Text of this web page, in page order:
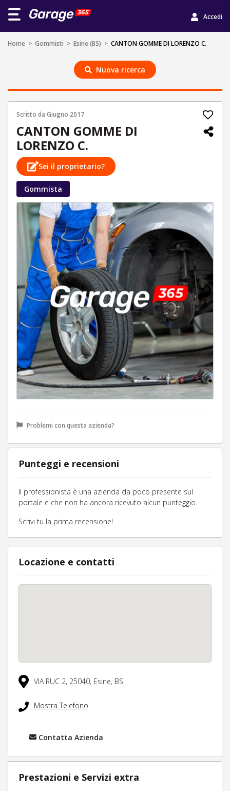
Accedi
Home > Gommisti > Esine (BS) > CANTON GOMME DI LORENZO C.
Nuova ricerca
Scritto da Giugno 2017
CANTON GOMME DI
LORENZO C.
Sei il proprietario?
Gommista
Problemi con questa azienda?
Punteggi e recensioni
Il professionista è una azienda da poco presente sul
portale e che non ha ancora ricevuto alcun punteggio.
Scrivi tu la prima recensione!
Locazione e contatti
VIA RUC 2, 25040, Esine, BS
Mostra Telefono
Contatta Azienda
Prestazioni e Servizi extra